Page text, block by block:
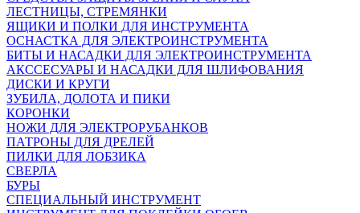
ЛЕСТНИЦЫ, СТРЕМЯНКИ
ЯЩИКИ И ПОЛКИ ДЛЯ ИНСТРУМЕНТА
ОСНАСТКА ДЛЯ ЭЛЕКТРОИНСТРУМЕНТА
БИТЫ И НАСАДКИ ДЛЯ ЭЛЕКТРОИНСТРУМЕНТА
АКССЕСУАРЫ И НАСАДКИ ДЛЯ ШЛИФОВАНИЯ
ДИСКИ И КРУГИ
ЗУБИЛА, ДОЛОТА И ПИКИ
КОРОНКИ
НОЖИ ДЛЯ ЭЛЕКТРОРУБАНКОВ
ПАТРОНЫ ДЛЯ ДРЕЛЕЙ
ПИЛКИ ДЛЯ ЛОБЗИКА
СВЕРЛА
БУРЫ
СПЕЦИАЛЬНЫЙ ИНСТРУМЕНТ